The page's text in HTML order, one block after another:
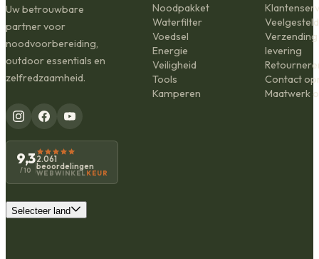
Uw betrouwbare
partner voor
noodvoorbereiding,
outdoor essentials en
zelfredzaamheid.
9,3
/10
2.061
beoordelingen
WEBWINKELKEUR
Selecteer land
Noodpakket
Waterfilter
Voedsel
Energie
Veiligheid
Tools
Kamperen
Verzending
levering
Contact
Maatwerk